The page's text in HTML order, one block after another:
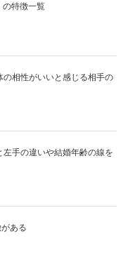
の特徴一覧
の相性がいいと感じる相手の
手の違いや結婚年齢の線を
ある